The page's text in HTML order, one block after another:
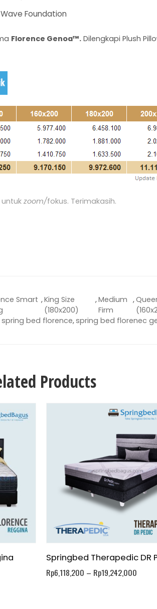
Foundation
Florence Genoa™. Dilengkapi Plush
zoom/fokus. Terimakasih.
Smart ,King Size
(180x200)
,Medium
Firm
,
spring bed florence,spring bed florenec
Products
Springbed Therapedic DR
Rp6,118,200 – Rp19,242,000